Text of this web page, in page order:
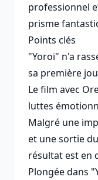
professionnel
prisme
Points clés
"Yoroï" n'a
sa première
Le film avec
luttes
Malgré une
et une sortie
résultat est en
Plongée dans